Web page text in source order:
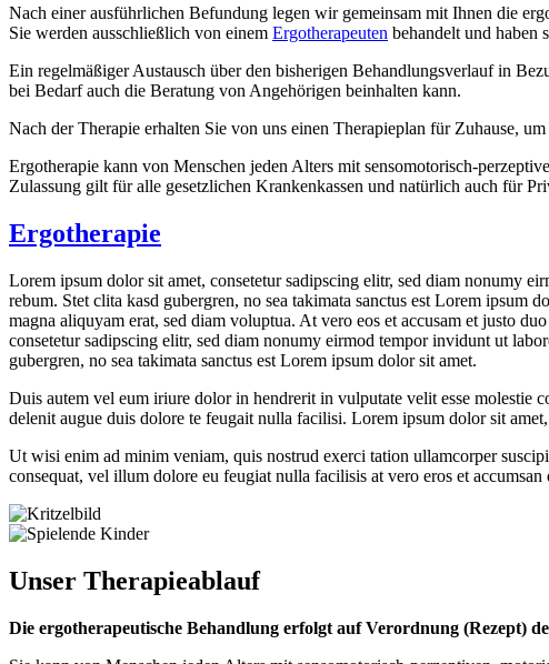
Nach einer ausführlichen Befundung legen wir gemeinsam mit Ihnen die
Sie werden ausschließlich von einem Ergotherapeuten behandelt und haben
Ein regelmäßiger Austausch über den bisherigen Behandlungsverlauf in
bei Bedarf auch die Beratung von Angehörigen beinhalten kann.
Nach der Therapie erhalten Sie von uns einen Therapieplan für Zuhause,
Ergotherapie kann von Menschen jeden Alters mit sensomotorisch-
Zulassung gilt für alle gesetzlichen Krankenkassen und natürlich auch für
Ergotherapie
Lorem ipsum dolor sit amet, consetetur sadipscing elitr, sed diam nonumy
rebum. Stet clita kasd gubergren, no sea takimata sanctus est Lorem
magna aliquyam erat, sed diam voluptua. At vero eos et accusam et justo
consetetur sadipscing elitr, sed diam nonumy eirmod tempor invidunt ut
gubergren, no sea takimata sanctus est Lorem ipsum dolor sit amet.
Duis autem vel eum iriure dolor in hendrerit in vulputate velit esse molestie
delenit augue duis dolore te feugait nulla facilisi. Lorem ipsum dolor sit
Ut wisi enim ad minim veniam, quis nostrud exerci tation ullamcorper
consequat, vel illum dolore eu feugiat nulla facilisis at vero eros et
Unser Therapieablauf
Die ergotherapeutische Behandlung erfolgt auf Verordnung (Rezept)